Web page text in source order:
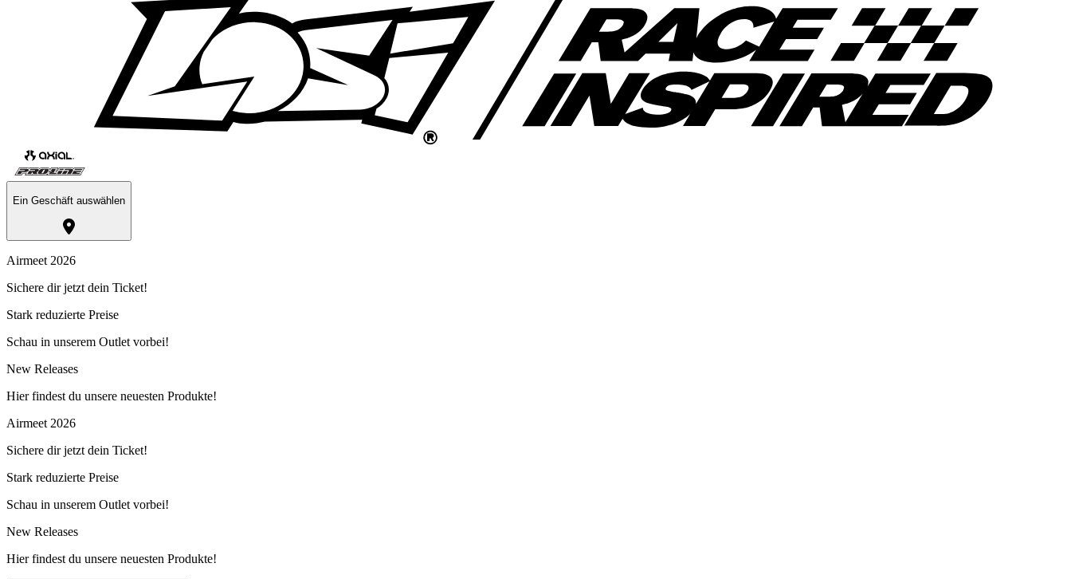
Ein Geschäft auswählen
Airmeet 2026
Sichere dir jetzt dein Ticket!
Stark reduzierte Preise
Schau in unserem Outlet vorbei!
New Releases
Hier findest du unsere neuesten Produkte!
Airmeet 2026
Sichere dir jetzt dein Ticket!
Stark reduzierte Preise
Schau in unserem Outlet vorbei!
New Releases
Hier findest du unsere neuesten Produkte!